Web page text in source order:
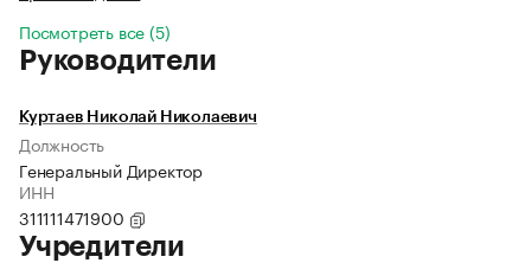
Посмотреть все (5)
Руководители
Куртаев Николай Николаевич
Должность
Генеральный Директор
ИНН
311111471900
Учредители